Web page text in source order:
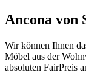
Ancona von
Wir können Ihnen
Möbel aus der
absoluten FairPreis